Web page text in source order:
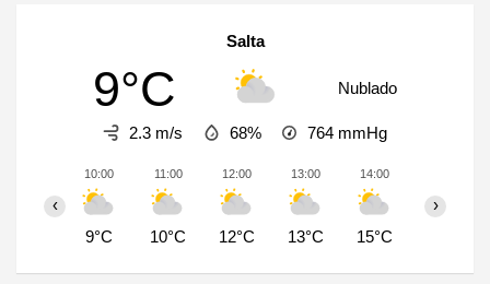
Salta
9°C Nublado
2.3 m/s 68% 764 mmHg
10:00
9°C
11:00
10°C
12:00
12°C
13:00
13°C
14:00
15°C
‹ ›